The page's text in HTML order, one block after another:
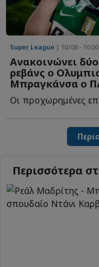
Super League | 10/08 - 10:00
Ανακοινώνει
ρεβάνς ο
Μπραγκάνσα ο
Περισσότερα